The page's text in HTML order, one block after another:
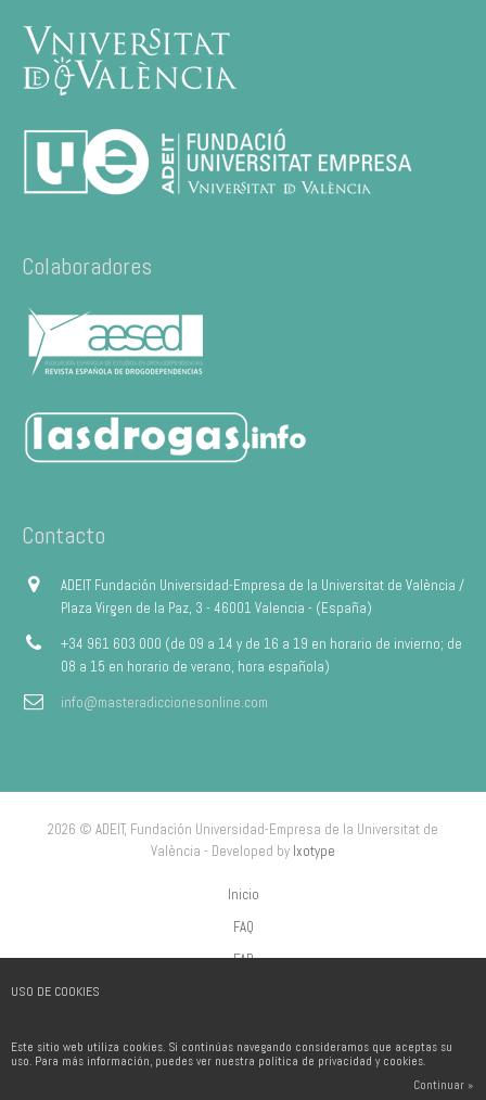
USO DE COOKIES
Este sitio web utiliza cookies. Si continúas navegando consideramos que aceptas su
uso. Para más información, puedes ver nuestra política de privacidad y cookies.
Continuar »
Colaboradores
Contacto
ADEIT Fundación Universidad-Empresa de la Universitat de València /
Plaza Virgen de la Paz, 3 - 46001 Valencia - (España)
+34 961 603 000 (de 09 a 14 y de 16 a 19 en horario de invierno; de
08 a 15 en horario de verano, hora española)
info@masteradiccionesonline.com
2026 © ADEIT, Fundación Universidad-Empresa de la Universitat de
València - Developed by Ixotype
Inicio
FAQ
FAP
Política de Cookies